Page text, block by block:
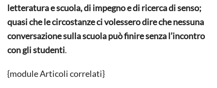
letteratura e scuola, di impegno e di ricerca di senso;
quasi che le circostanze ci volessero dire che nessuna
conversazione sulla scuola può finire senza l’incontro
con gli studenti.
{module Articoli correlati}